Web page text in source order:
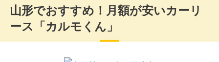
山形でおすすめ！月額が安いカーリ
ース「カルモくん」